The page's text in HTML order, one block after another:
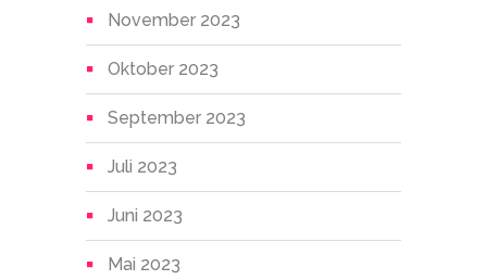
November 2023
Oktober 2023
September 2023
Juli 2023
Juni 2023
Mai 2023